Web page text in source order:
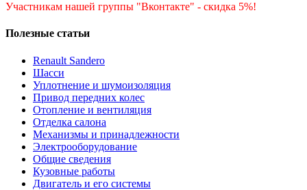
Участникам нашей группы "Вконтакте" - скидка 5%!
Полезные статьи
Renault Sandero
Шасси
Уплотнение и шумоизоляция
Привод передних колес
Отопление и вентиляция
Отделка салона
Механизмы и принадлежности
Электрооборудование
Общие сведения
Кузовные работы
Двигатель и его системы